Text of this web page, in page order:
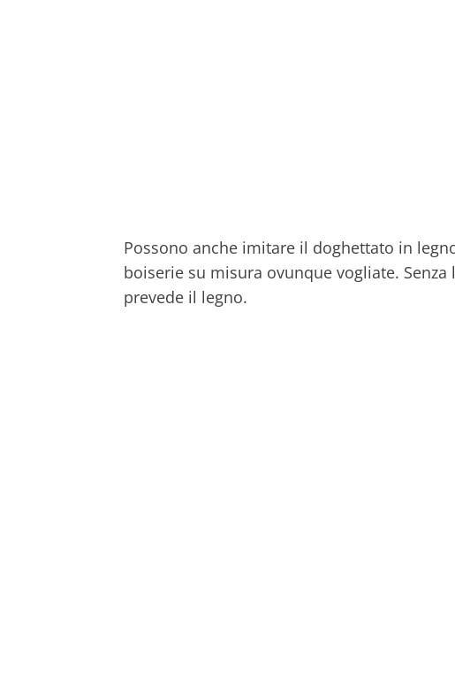
Possono anche imitare il doghettato in
boiserie su misura ovunque vogliate.
prevede il legno.